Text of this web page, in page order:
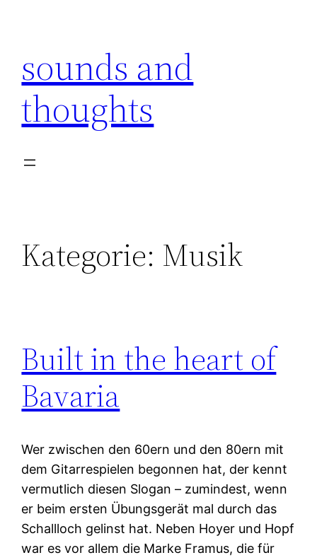
sounds and
thoughts
Kategorie: Musik
Built in the heart of
Bavaria
Wer zwischen den 60ern und den 80ern mit
dem Gitarrespielen begonnen hat, der kennt
vermutlich diesen Slogan – zumindest, wenn
er beim ersten Übungsgerät mal durch das
Schallloch gelinst hat. Neben Hoyer und Hopf
war es vor allem die Marke Framus, die für